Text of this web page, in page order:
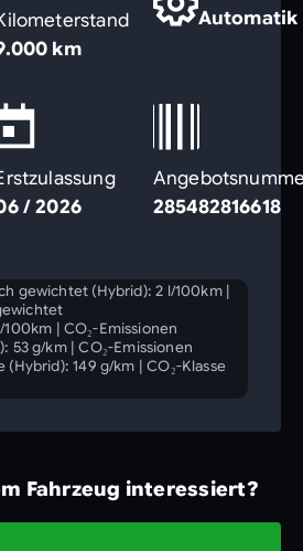
km
Automatik
/ 2026
285482816618
gewichtet (Hybrid): 2 l/100km|
100km | CO₂-Emissionen
53 g/km|CO₂-Emissionen
(Hybrid): 149 g/km |CO₂-Klasse
Fahrzeug interessiert?